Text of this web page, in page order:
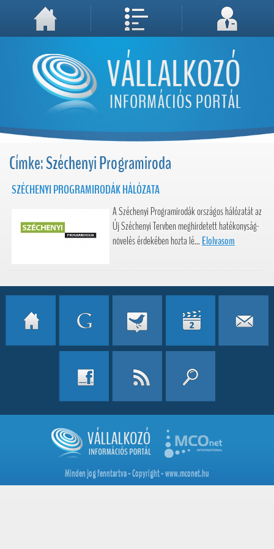
A weboldal használatával Ön elfogadja, hogy Cookie-kat (sütiket) tároljunk számítógépén. A sütik a weboldal megfelelő működéséhez
Megértettem, folytatás...
Címke: Széchenyi Programiroda
SZÉCHENYI PROGRAMIRODÁK HÁLÓZATA
A Széchenyi Programirodák országos hálózatát az
Új Széchenyi Tervben meghirdetett hatékonyság-
növelés érdekében hozta lé... Elolvasom
Minden jog fenntartva - Copyright - www.mconet.hu